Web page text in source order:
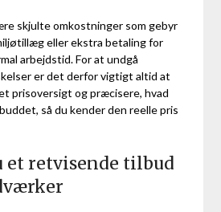
skjulte omkostninger som gebyr
eller ekstra betaling for
arbejdstid. For at undgå
er det derfor vigtigt altid at
prisoversigt og præcisere, hvad
så du kender den reelle pris
et retvisende tilbud